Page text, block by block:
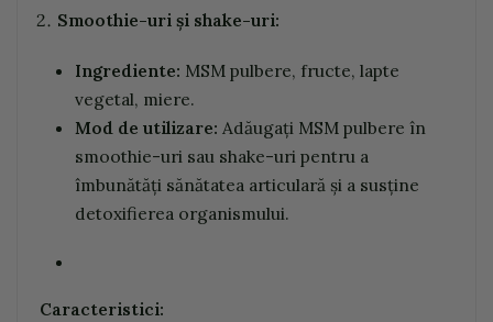
Smoothie-uri și shake-uri:
Ingrediente: MSM pulbere, fructe, lapte
vegetal, miere.
Mod de utilizare: Adăugați MSM pulbere în
smoothie-uri sau shake-uri pentru a
îmbunătăți sănătatea articulară și a susține
detoxifierea organismului.
Caracteristici: